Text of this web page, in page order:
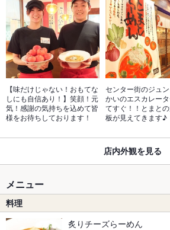
【味だけじゃない！おもてな
しにも自信あり！】笑顔！元
気！感謝の気持ちを込めて皆
様をお待ちしております！
センター街のジュ
かいのエスカレー
てすぐ！！とまと
板が見えてきます♪
店内外観を見る
メニュー
料理
炙りチーズらーめん